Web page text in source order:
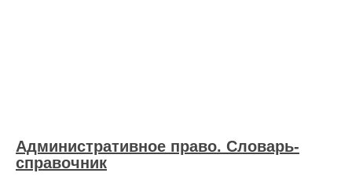
Административное право. Словарь-
справочник